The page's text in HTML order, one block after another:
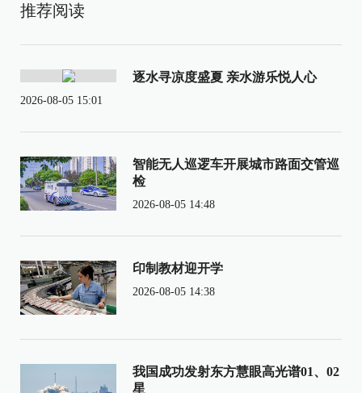
推荐阅读
逐水寻凉度盛夏 亲水游乐悦人心
2026-08-05 15:01
智能无人巡逻车开展城市路面交管巡
检
2026-08-05 14:48
印制教材迎开学
2026-08-05 14:38
我国成功发射东方慧眼高光谱01、02
星